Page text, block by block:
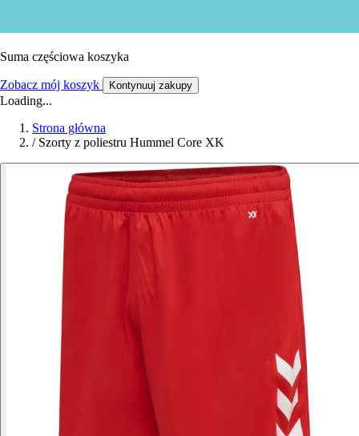
Suma częściowa koszyka
Zobacz mój koszyk Kontynuuj zakupy
Loading...
Strona główna
/ Szorty z poliestru Hummel Core XK